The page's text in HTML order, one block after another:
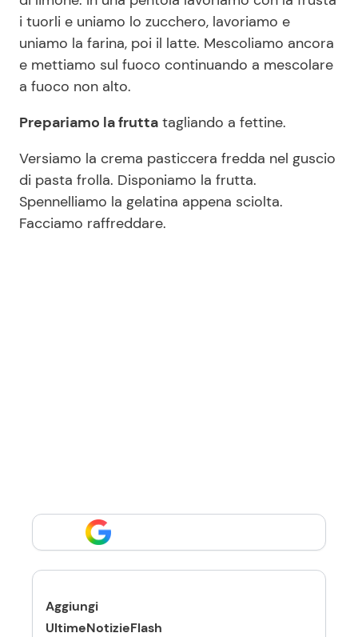
i tuorli e uniamo lo zucchero, lavoriamo e
uniamo la farina, poi il latte. Mescoliamo ancora
e mettiamo sul fuoco continuando a mescolare
a fuoco non alto.
Prepariamo la frutta tagliando a fettine.
Versiamo la crema pasticcera fredda nel guscio
di pasta frolla. Disponiamo la frutta.
Spennelliamo la gelatina appena sciolta.
Facciamo raffreddare.
Aggiungi
UltimeNotizieFlash